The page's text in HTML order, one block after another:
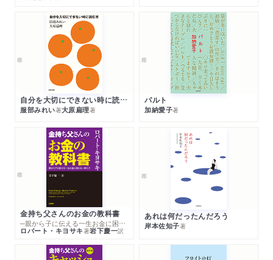
自分を大切にできない時に読む本
服部みれい著大原扁理著
パルト
加納愛子著
金持ち父さんのお金の教科書
─親から子に伝える一生お金に困らない考え方
ロバート・キヨサキ著岩下慶一訳
あれは何だったんだろう
岸本佐知子著